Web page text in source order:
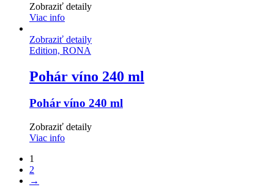
Zobraziť detaily
Viac info
Zobraziť detaily
Edition, RONA
Pohár víno 240 ml
Pohár víno 240 ml
Zobraziť detaily
Viac info
1
2
→